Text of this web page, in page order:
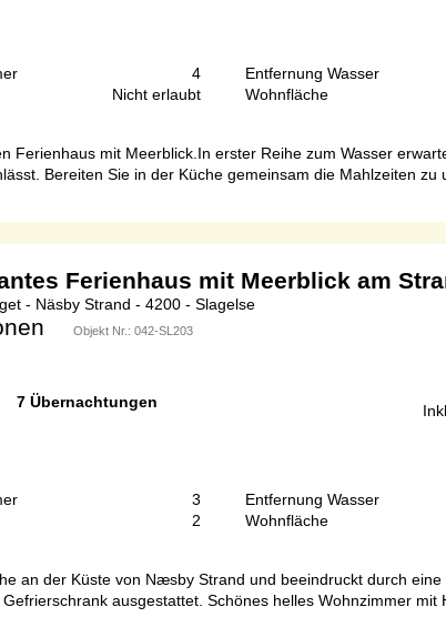
4
Nicht erlaubt
Entfernung Wasser
Wohnfläche
mit Meerblick.In erster Reihe zum Wasser
Bereiten Sie in der Küche gemeinsam die Mahlzeiten
Ferienhaus mit Meerblick am
- Näsby Strand - 4200 - Slagelse
Objekt Nr.: 042-SL203
7 Übernachtungen
3
2
Entfernung Wasser
Wohnfläche
an der Küste von Næsby Strand und beeindruckt durch
ausgestattet. Schönes helles Wohnzimmer